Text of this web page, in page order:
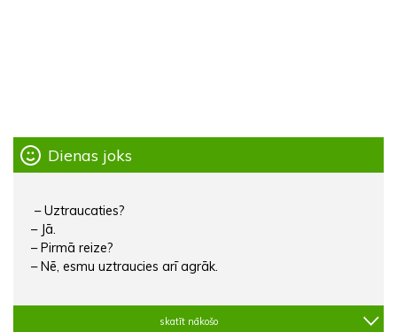
Dienas joks
– Uztraucaties?
– Jā.
– Pirmā reize?
– Nē, esmu uztraucies arī agrāk.
skatīt nākošo